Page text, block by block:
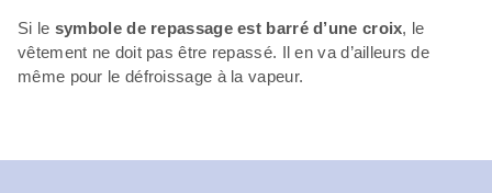
Si le symbole de repassage est barré d’une croix, le
vêtement ne doit pas être repassé. Il en va d’ailleurs de
même pour le défroissage à la vapeur.